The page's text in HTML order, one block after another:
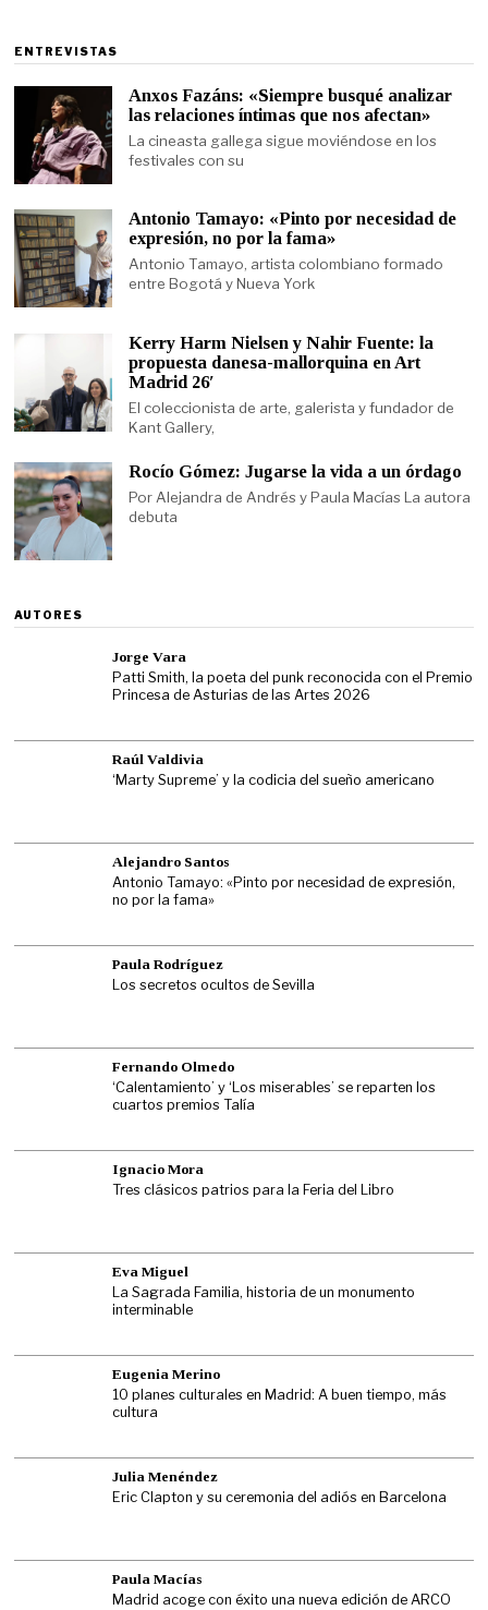
ENTREVISTAS
Anxos Fazáns: «Siempre busqué analizar
las relaciones íntimas que nos afectan»
La cineasta gallega sigue moviéndose en los
festivales con su
Antonio Tamayo: «Pinto por necesidad de
expresión, no por la fama»
Antonio Tamayo, artista colombiano formado
entre Bogotá y Nueva York
Kerry Harm Nielsen y Nahir Fuente: la
propuesta danesa-mallorquina en Art
Madrid 26′
El coleccionista de arte, galerista y fundador de
Kant Gallery,
Rocío Gómez: Jugarse la vida a un órdago
Por Alejandra de Andrés y Paula Macías La autora
debuta
AUTORES
Jorge Vara
Patti Smith, la poeta del punk reconocida con el Premio
Princesa de Asturias de las Artes 2026
Raúl Valdivia
‘Marty Supreme’ y la codicia del sueño americano
Alejandro Santos
Antonio Tamayo: «Pinto por necesidad de expresión,
no por la fama»
Paula Rodríguez
Los secretos ocultos de Sevilla
Fernando Olmedo
‘Calentamiento’ y ‘Los miserables’ se reparten los
cuartos premios Talía
Ignacio Mora
Tres clásicos patrios para la Feria del Libro
Eva Miguel
La Sagrada Familia, historia de un monumento
interminable
Eugenia Merino
10 planes culturales en Madrid: A buen tiempo, más
cultura
Julia Menéndez
Eric Clapton y su ceremonia del adiós en Barcelona
Paula Macías
Madrid acoge con éxito una nueva edición de ARCO